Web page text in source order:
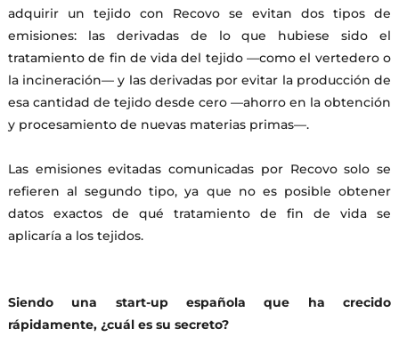
adquirir un tejido con Recovo se evitan dos tipos de
emisiones: las derivadas de lo que hubiese sido el
tratamiento de fin de vida del tejido —como el vertedero o
la incineración— y las derivadas por evitar la producción de
esa cantidad de tejido desde cero —ahorro en la obtención
y procesamiento de nuevas materias primas—.
Las emisiones evitadas comunicadas por Recovo solo se
refieren al segundo tipo, ya que no es posible obtener
datos exactos de qué tratamiento de fin de vida se
aplicaría a los tejidos.
Siendo una start-up española que ha crecido
rápidamente, ¿cuál es su secreto?